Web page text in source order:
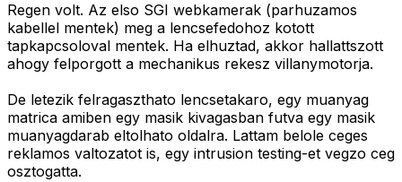
Regen volt. Az elso SGI webkamerak (parhuzamos
kabellel mentek) meg a lencsefedohoz kotott
tapkapcsoloval mentek. Ha elhuztad, akkor hallattszott
ahogy felporgott a mechanikus rekesz villanymotorja.
De letezik felragaszthato lencsetakaro, egy muanyag
matrica amiben egy masik kivagasban futva egy masik
muanyagdarab eltolhato oldalra. Lattam belole ceges
reklamos valtozatot is, egy intrusion testing-et vegzo ceg
osztogatta.